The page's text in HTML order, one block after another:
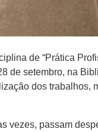
de “Prática
de setembro, na
dos trabalhos,
vezes, passam